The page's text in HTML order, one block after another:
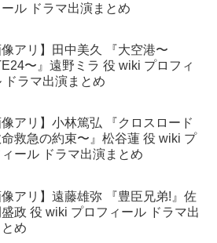
ル ドラマ出演まとめ
像アリ】田中美久 『大空港〜
〜』遠野ミラ 役 wiki プロフィ
ドラマ出演まとめ
像アリ】小林篤弘 『クロスロード
救急の約束〜』松谷蓮 役 wiki プ
ィール ドラマ出演まとめ
像アリ】遠藤雄弥 『豊臣兄弟!』佐
政 役 wiki プロフィール ドラマ出
め